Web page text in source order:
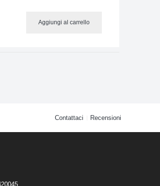
Aggiungi al carrello
Contattaci Recensioni